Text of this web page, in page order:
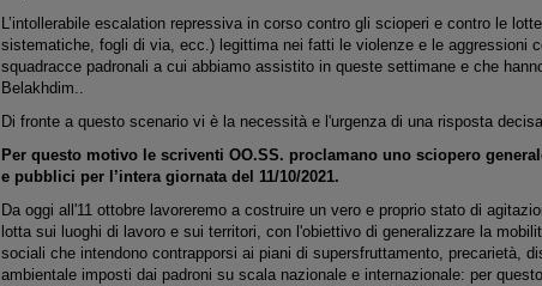
L’intollerabile escalation repressiva in corso contro gli scioperi e contro le
sistematiche, fogli di via, ecc.) legittima nei fatti le violenze e le aggressioni
squadracce padronali a cui abbiamo assistito in queste settimane e che
Belakhdim..
Di fronte a questo scenario vi è la necessità e l'urgenza di una risposta
Per questo motivo le scriventi OO.SS. proclamano uno sciopero
e pubblici per l’intera giornata del 11/10/2021.
Da oggi all'11 ottobre lavoreremo a costruire un vero e proprio stato di
lotta sui luoghi di lavoro e sui territori, con l'obiettivo di generalizzare la
sociali che intendono contrapporsi ai piani di supersfruttamento, precarietà,
ambientale imposti dai padroni su scala nazionale e internazionale: per